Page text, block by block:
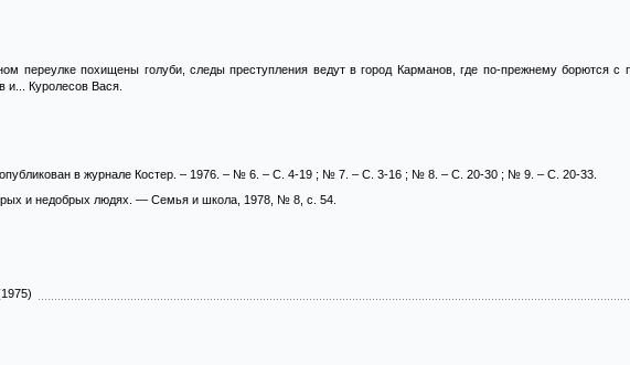
переулке похищены голуби, следы преступления ведут в город Карманов, где по-прежнему борются с
и... Куролесов Вася.
в журнале Костер. – 1976. – № 6. – С. 4-19 ; № 7. – С. 3-16 ; № 8. – С. 20-30 ; № 9. – С. 20-33.
и недобрых людях. — Семья и школа, 1978, № 8, с. 54.